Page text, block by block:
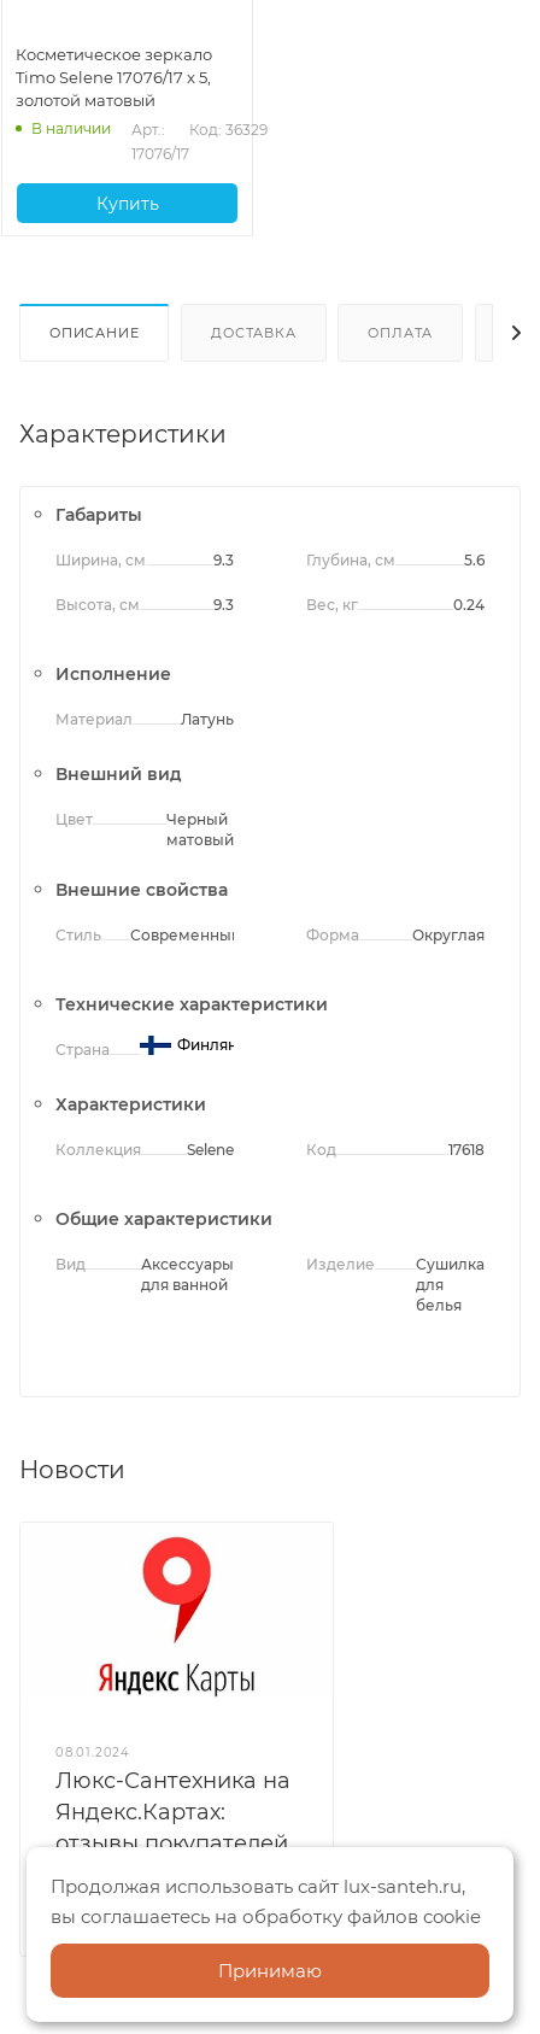
Косметическое зеркало
Timo Selene 17076/17 x 5,
золотой матовый
В наличии
Арт.:
17076/17
Код: 36329
Купить
ОПИСАНИЕ ДОСТАВКА ОПЛАТА
Характеристики
Габариты
Ширина, см 9.3
Высота, см 9.3
Глубина, см 5.6
Вес, кг 0.24
Исполнение
Материал Латунь
Внешний вид
Цвет
Черный
матовый
Внешние свойства
Стиль Современный Форма Округлая
Технические характеристики
Страна Финляндия
Характеристики
Коллекция Selene Код 17618
Общие характеристики
Вид
Аксессуары
для ванной
Изделие
Сушилка
для
белья
Новости
08.01.2024
Люкс-Сантехника на
Яндекс.Картах:
отзывы покупателей
и широкий выбор
Продолжая использовать сайт lux-santeh.ru,
вы соглашаетесь на обработку файлов cookie
Принимаю